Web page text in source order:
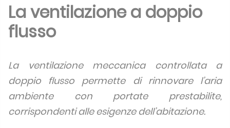
La ventilazione a doppio
flusso
La ventilazione meccanica controllata a
doppio flusso permette di rinnovare l’aria
ambiente con portate prestabilite,
corrispondenti alle esigenze dell’abitazione.